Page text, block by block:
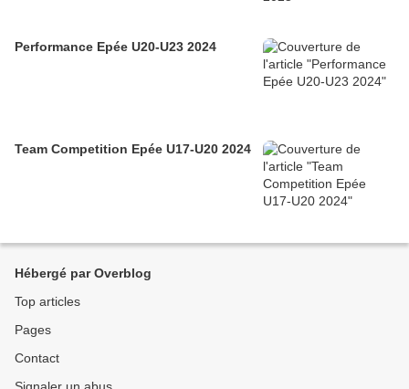
Performance Epée U20-U23 2024
Team Competition Epée U17-U20 2024
Hébergé par Overblog
Top articles
Pages
Contact